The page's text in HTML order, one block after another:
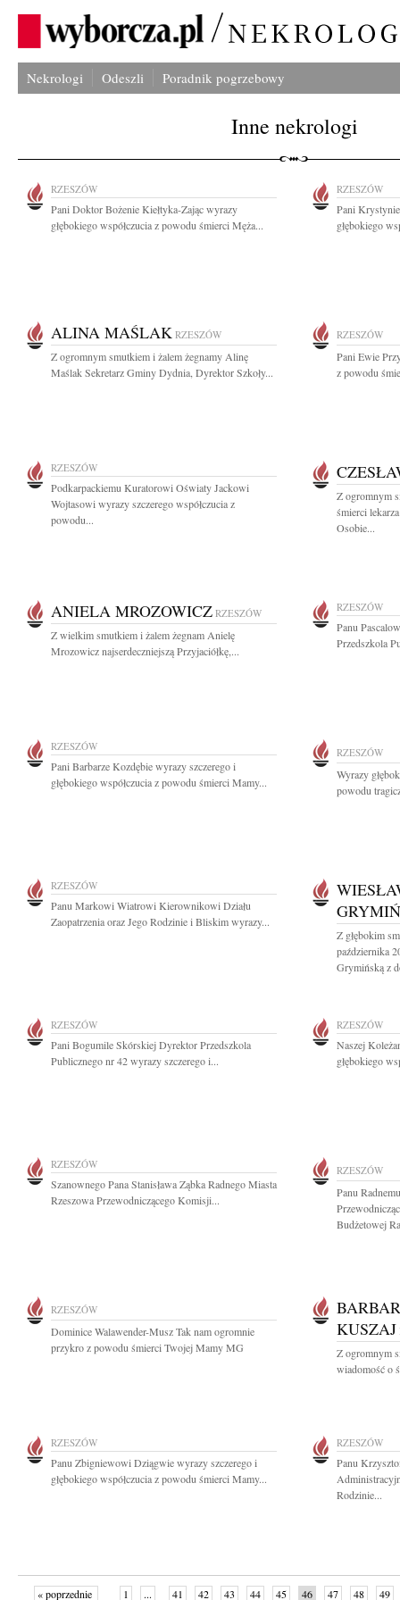
Nekrologi Odeszli Poradnik pogrzebowy
Inne nekrologi
RZESZÓW
Pani Doktor Bożenie Kiełtyka-Zając wyrazy
głębokiego współczucia z powodu śmierci Męża...
RZESZÓW
Pani
głębokiego
ALINA MAŚLAK RZESZÓW
Z ogromnym smutkiem i żalem żegnamy Alinę
Maślak Sekretarz Gminy Dydnia, Dyrektor Szkoły...
RZESZÓW
Pani Ewie
z powodu
RZESZÓW
Podkarpackiemu Kuratorowi Oświaty Jackowi
Wojtasowi wyrazy szczerego współczucia z
powodu...
Z ogromnym
śmierci
Osobie...
ANIELA MROZOWICZ RZESZÓW
Z wielkim smutkiem i żalem żegnam Anielę
Mrozowicz najserdeczniejszą Przyjaciółkę,...
RZESZÓW
Panu
Przedszkola
RZESZÓW
Pani Barbarze Kozdębie wyrazy szczerego i
głębokiego współczucia z powodu śmierci Mamy...
RZESZÓW
Wyrazy
powodu
RZESZÓW
Panu Markowi Wiatrowi Kierownikowi Działu
Zaopatrzenia oraz Jego Rodzinie i Bliskim wyrazy...
Z głębokim
października
Grymińską z
RZESZÓW
Pani Bogumile Skórskiej Dyrektor Przedszkola
Publicznego nr 42 wyrazy szczerego i...
RZESZÓW
Naszej
głębokiego
RZESZÓW
Szanownego Pana Stanisława Ząbka Radnego Miasta
Rzeszowa Przewodniczącego Komisji...
RZESZÓW
Panu
Budżetowej
RZESZÓW
Dominice Walawender-Musz Tak nam ogromnie
przykro z powodu śmierci Twojej Mamy MG
KUSZAJ
Z ogromnym
wiadomość o
RZESZÓW
Panu Zbigniewowi Dziągwie wyrazy szczerego i
głębokiego współczucia z powodu śmierci Mamy...
RZESZÓW
Panu
Rodzinie...
« poprzednie 1 ... 41 42 43 44 45 46 47 48 49